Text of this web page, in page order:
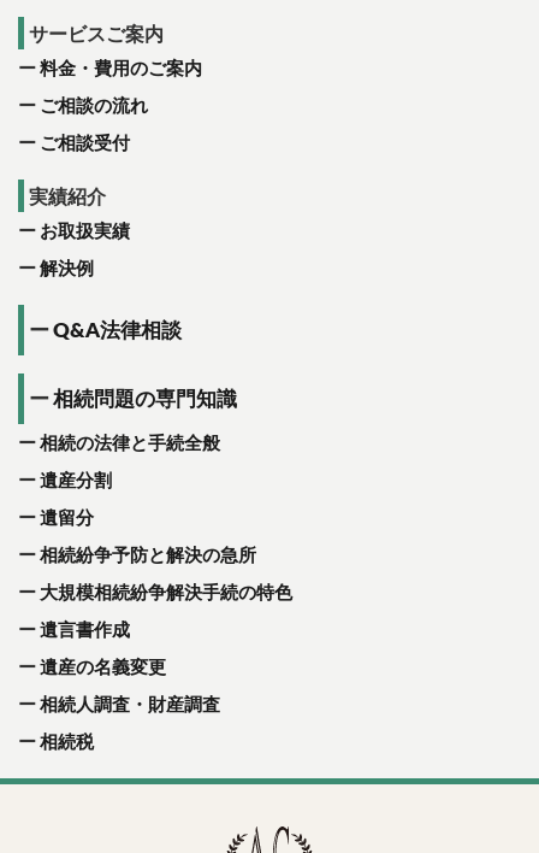
サービスご案内
料金・費用のご案内
ご相談の流れ
ご相談受付
実績紹介
お取扱実績
解決例
Q&A法律相談
相続問題の専門知識
相続の法律と手続全般
遺産分割
遺留分
相続紛争予防と解決の急所
大規模相続紛争解決手続の特色
遺言書作成
遺産の名義変更
相続人調査・財産調査
相続税